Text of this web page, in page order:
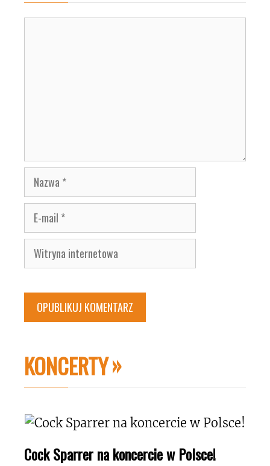
Nazwa
E-
mail
Witryna
internetowa
KONCERTY
Cock Sparrer na koncercie w Polsce!